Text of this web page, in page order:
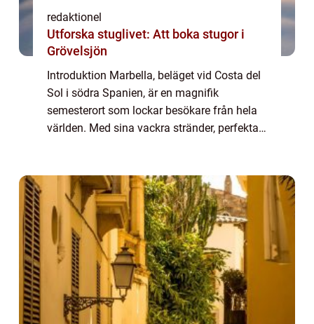
redaktionel
Utforska stuglivet: Att boka stugor i
Grövelsjön
Introduktion Marbella, beläget vid Costa del
Sol i södra Spanien, är en magnifik
semesterort som lockar besökare från hela
världen. Med sina vackra stränder, perfekta